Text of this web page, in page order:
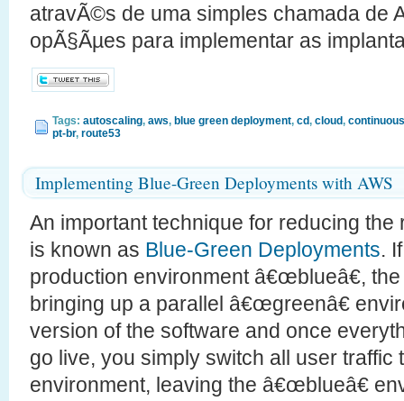
atravÃ©s de uma simples chamada de
opÃ§Ãµes para implementar as
Tags: autoscaling, aws, blue green deployment, cd, cloud,
pt-br, route53
Implementing Blue-Green Deployments with AWS
An important technique for reducing the
is known as Blue-Green Deployments.
production environment â€œblueâ€,
bringing up a parallel â€œgreenâ€
version of the software and once
go live, you simply switch all user traffic
environment, leaving the â€œblueâ€